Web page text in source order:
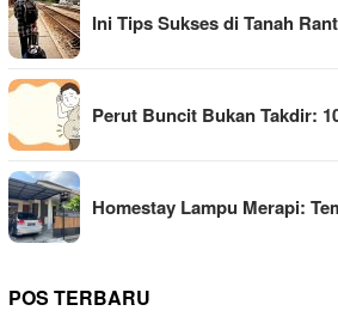
Ini Tips Sukses di Tanah
Perut Buncit Bukan Takdir:
Homestay Lampu Merapi:
POS TERBARU